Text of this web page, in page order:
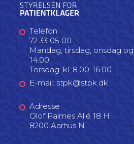
Telefon
72 33 05 00
Mandag, tirsdag, onsdag
14.00
Torsdag: kl. 8.00-16.00
E-mail: stpk@stpk.dk
Adresse
Olof Palmes Allé 18 H
8200 Aarhus N